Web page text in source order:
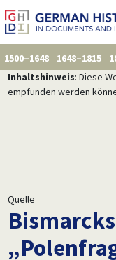
1500–1648 1648–1815
Inhaltshinweis: Diese
empfunden werden
Quelle